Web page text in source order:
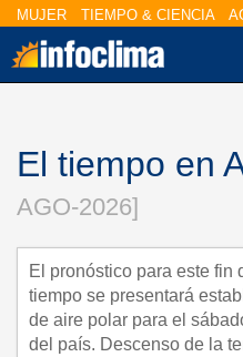
MUJER TIEMPO & CIENCIA
El tiempo en
AGO-2026]
El pronóstico para este fin
tiempo se presentará
de aire polar para el
del país. Descenso de la